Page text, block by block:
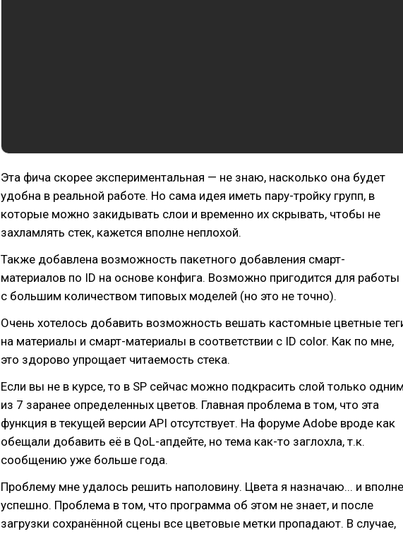
Эта фича скорее экспериментальная — не знаю, насколько она будет
удобна в реальной работе. Но сама идея иметь пару-тройку групп, в
которые можно закидывать слои и временно их скрывать, чтобы не
захламлять стек, кажется вполне неплохой.
Также добавлена возможность пакетного добавления смарт-
материалов по ID на основе конфига. Возможно пригодится для работы
с большим количеством типовых моделей (но это не точно).
Очень хотелось добавить возможность вешать кастомные цветные
на материалы и смарт-материалы в соответствии с ID color. Как по мне,
это здорово упрощает читаемость стека.
Если вы не в курсе, то в SP сейчас можно подкрасить слой только
из 7 заранее определенных цветов. Главная проблема в том, что эта
функция в текущей версии API отсутствует. На форуме Adobe вроде как
обещали добавить её в QoL-апдейте, но тема как-то заглохла, т.к.
сообщению уже больше года.
Проблему мне удалось решить наполовину. Цвета я назначаю... и вполне
успешно. Проблема в том, что программа об этом не знает, и после
загрузки сохранённой сцены все цветовые метки пропадают. В случае,